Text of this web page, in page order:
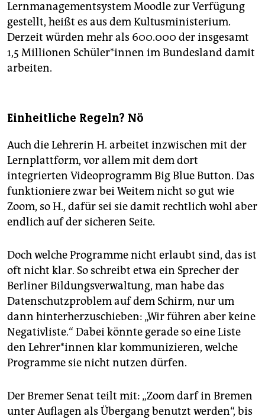
Lernmanagementsystem Moodle zur Verfügung
gestellt, heißt es aus dem Kultusministerium.
Derzeit würden mehr als 600.000 der insgesamt
1,5 Millionen Schüler*innen im Bundesland damit
arbeiten.
Einheitliche Regeln? Nö
Auch die Lehrerin H. arbeitet inzwischen mit der
Lernplattform, vor allem mit dem dort
integrierten Videoprogramm Big Blue Button. Das
funktioniere zwar bei Weitem nicht so gut wie
Zoom, so H., dafür sei sie damit rechtlich wohl aber
endlich auf der sicheren Seite.
Doch welche Programme nicht erlaubt sind, das ist
oft nicht klar. So schreibt etwa ein Sprecher der
Berliner Bildungsverwaltung, man habe das
Datenschutzproblem auf dem Schirm, nur um
dann hinterherzuschieben: „Wir führen aber keine
Negativliste.“ Dabei könnte gerade so eine Liste
den Lehrer*innen klar kommunizieren, welche
Programme sie nicht nutzen dürfen.
Der Bremer Senat teilt mit: „Zoom darf in Bremen
unter Auflagen als Übergang benutzt werden“, bis